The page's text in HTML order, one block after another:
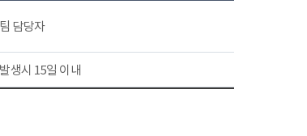
담당자
생시 15일 이내